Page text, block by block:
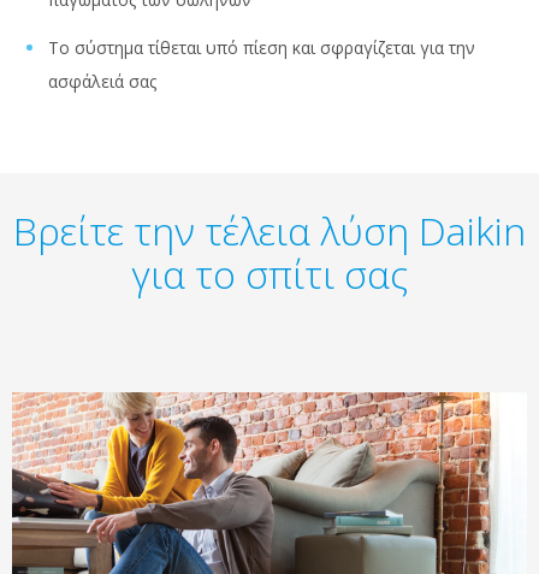
Το σύστημα τίθεται υπό πίεση και σφραγίζεται για την
ασφάλειά σας
Βρείτε την τέλεια λύση Daikin
για το σπίτι σας